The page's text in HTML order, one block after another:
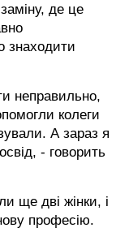
де це
знаходити
неправильно,
колеги
А зараз я
- говорить
ще дві жінки, і
професію.